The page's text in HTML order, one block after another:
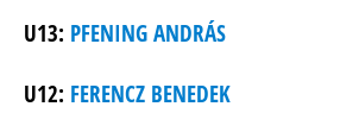
U13: PFENING ANDRÁS
U12: FERENCZ BENEDEK